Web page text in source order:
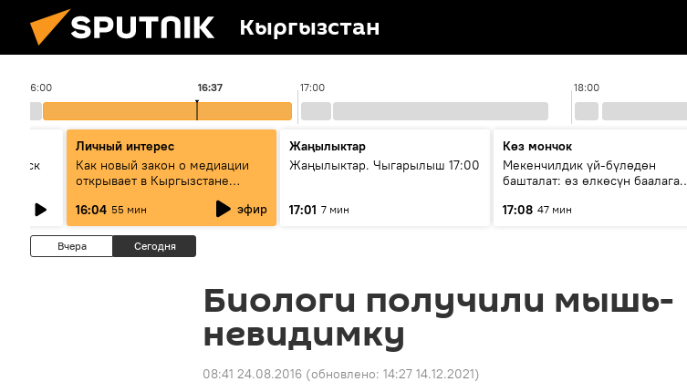
Кыргызстан
16:00 17:00 18:00
16:37
Личный интерес
Как новый закон о медиации
открывает в Кыргызстане
16:04 55 мин эфир
Жаңылыктар
Жаңылыктар. Чыгарылыш 17:00
17:01 7 мин
Көз мончок
Мекенчилдик үй-бүлөдөн
башталат: өз өлкөсүн баалаган
керек?
17:08 47 мин
Вчера Сегодня
Биологи получили мышь-
невидимку
08:41 24.08.2016 (обновлено: 14:27 14.12.2021)